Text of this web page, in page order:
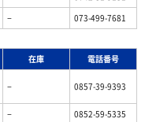
− 073-499-7681
在庫 電話番号
− 0857-39-9393
−
0852-59-5335